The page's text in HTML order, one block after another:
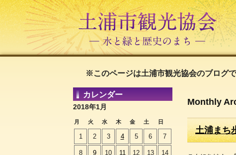
※このページは土浦市観光協会のブログで
カレンダー
2018年1月
月 火 水 木 金 土 日
1 2 3 4 5 6 7
8 9 10 11 12 13 14
Monthly
土浦まち